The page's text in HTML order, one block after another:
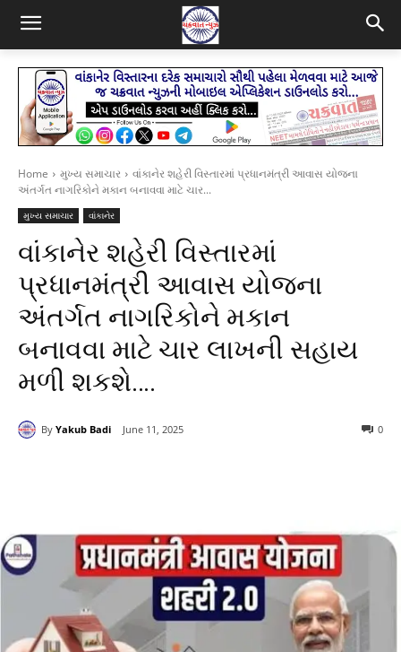
Home મુખ્ય સમાચાર
વાંકાનેર શહેરી વિસ્તારમાં પ્રધાનમંત્રી આવાસ યોજના
અંતર્ગત નાગરિકોને મકાન બનાવવા માટે ચાર...
મુખ્ય સમાચાર વાંકાનેર
વાંકાનેર શહેરી વિસ્તારમાં
પ્રધાનમંત્રી આવાસ યોજના
અંતર્ગત નાગરિકોને મકાન
બનાવવા માટે ચાર લાખની સહાય
મળી શકશે….
By Yakub Badi June 11, 2025 0